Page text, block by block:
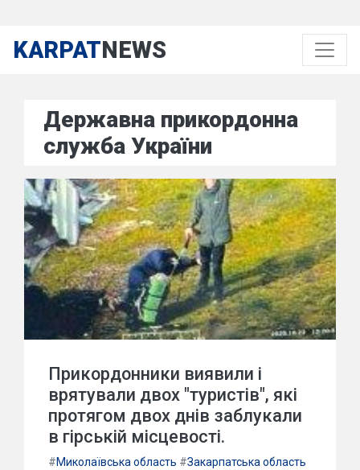
KARPATNEWS
Державна прикордонна
служба України
Прикордонники виявили і
врятували двох "туристів", які
протягом двох днів заблукали
в гірській місцевості.
#Миколаївська область #Закарпатська область